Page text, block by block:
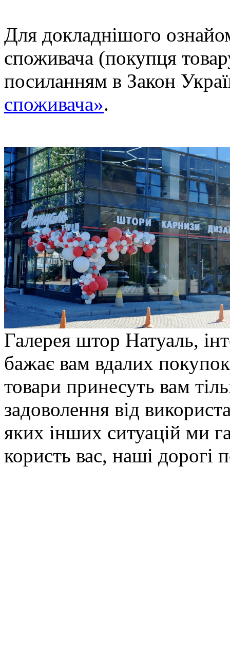
Для докладнішого
споживача (покупця
посиланням в Закон
споживача».
Галерея штор Натуаль,
бажає вам вдалих
товари принесуть вам
задоволення від
яких інших ситуацій ми
користь вас, наші дорогі